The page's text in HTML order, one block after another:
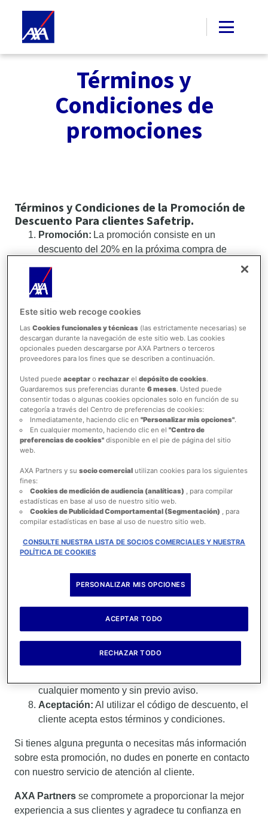
Términos y
Condiciones de
promociones
Términos y Condiciones de la Promoción de
Descuento Para clientes Safetrip.
Promoción: La promoción consiste en un
descuento del 20% en la próxima compra de
productos AXA Asistencia en viaje para compras
realizadas a través de https://axa-
asistenciaviaje.com.mx/ de AXA Partnes México o
mediante su canal telefónico de ventas (call
Elegibilidad:Esta promoción es válida
únicamente para clientes que hayan contratado un
producto a través del canal SafeTrip y durante el
año 2025.
Código de Descuento:Para hacer uso del
descuento, el cliente deberá ingresar el código
promocional correspondiente al momento de
realizar su compra en la web de AXA. CUPON:
Vigencia:La promoción es válida por un período
de 30 días a partir de la fecha de finalización del
producto vigente. Después de este período, el
código de descuento caducará y no podrá ser
Limitaciones:El descuento es aplicable para
la web, exceptuando Travel Lite y Econotrip y no
es acumulable con otras promociones o
Cada cliente solo podrá utilizar el
código de descuento una vez durante el período
cualquier momento y sin previo aviso.
Aceptación: Al utilizar el código de descuento, el
cliente acepta estos términos y condiciones.
Si tienes alguna pregunta o necesitas más información
sobre esta promoción, no dudes en ponerte en contacto
con nuestro servicio de atención al cliente.
AXA Partners se compromete a proporcionar la mejor
experiencia a sus clientes y agradece tu confianza en
Este sitio web recoge cookies
LasCookies funcionales y técnicas (las estrictamente necesarias) se
descargan durante la navegación de este sitio web. Las cookies
opcionales pueden descargarse por AXA Partners o terceros
proveedores para los fines que se describen a continuación.
Usted puedeaceptar orechazar eldepósito de cookies.
Guardaremos sus preferencias durante6 meses. Usted puede
consentir todas o algunas cookies opcionales solo en función de su
categoría a través del Centro de preferencias de cookies:
Inmediatamente, haciendo clic en "Personalizar mis opciones".
En cualquier momento, haciendo clic en el "Centro de
preferencias de cookies" disponible en el pie de página del sitio
web.
AXA Partners y susocio comercial utilizan cookies para los siguientes
fines:
Cookies de medición de audiencia (analíticas) , para compilar
estadísticas en base al uso de nuestro sitio web.
Cookies de Publicidad Comportamental (Segmentación) , para
compilar estadísticas en base al uso de nuestro sitio web.
CONSULTE NUESTRA LISTA DE SOCIOS COMERCIALES Y NUESTRA
POLÍTICA DE COOKIES
PERSONALIZAR MIS OPCIONES
RECHAZAR TODO
ACEPTAR TODO